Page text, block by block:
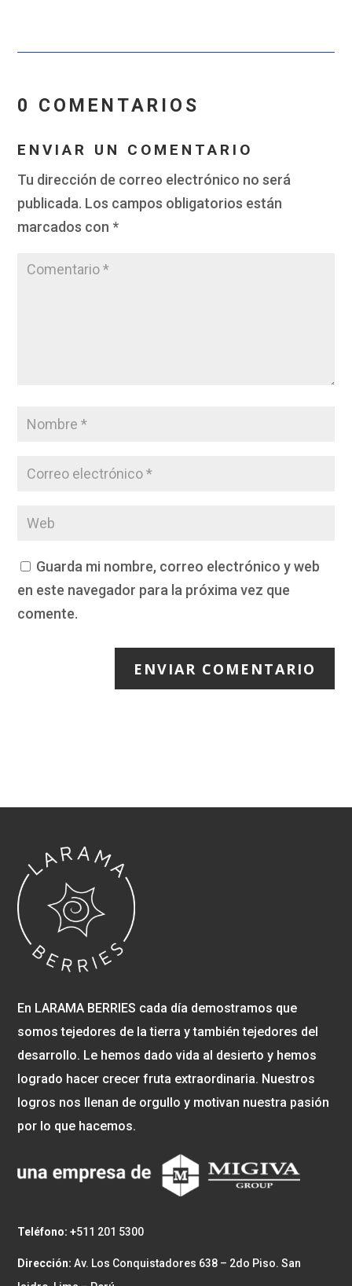
0 COMENTARIOS
ENVIAR UN COMENTARIO
Tu dirección de correo electrónico no será
publicada. Los campos obligatorios están
marcados con *
Guarda mi nombre, correo electrónico y web
en este navegador para la próxima vez que
comente.
ENVIAR COMENTARIO
En LARAMA BERRIES cada día demostramos que
somos tejedores de la tierra y también tejedores del
desarrollo. Le hemos dado vida al desierto y hemos
logrado hacer crecer fruta extraordinaria. Nuestros
logros nos llenan de orgullo y motivan nuestra pasión
por lo que hacemos.
Teléfono: +511 201 5300
Dirección:Av. Los Conquistadores 638 – 2do Piso. San